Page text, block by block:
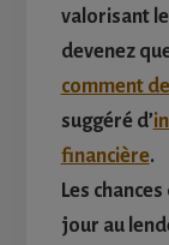
valorisant
devenez
comment
suggéré d’
financière.
Les
jour au